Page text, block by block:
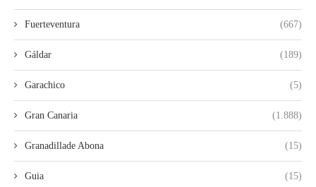
Fuerteventura (667)
Gáldar (189)
Garachico (5)
Gran Canaria (1.888)
Granadillade Abona (15)
Guia (15)